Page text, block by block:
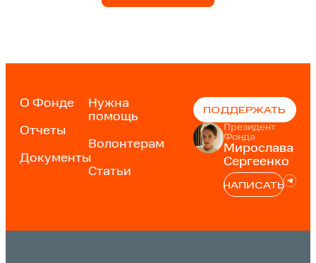
О Фонде
Отчеты
Документы
Нужна
помощь
Волонтерам
Статьи
ПОДДЕРЖАТЬ
Президент
Фонда
Мирослава
Сергеенко
НАПИСАТЬ